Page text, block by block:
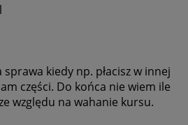
sprawa kiedy np. płacisz w innej
części. Do końca nie wiem ile
względu na wahanie kursu.